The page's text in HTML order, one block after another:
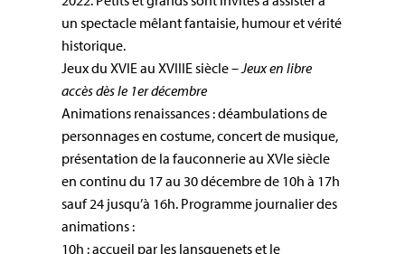
un spectacle mêlant fantaisie, humour et vérité
historique.
Jeux du XVIE au XVIIIE siècle – Jeux en libre
accès dès le 1er décembre
Animations renaissances : déambulations de
personnages en costume, concert de musique,
présentation de la fauconnerie au XVIe siècle
en continu du 17 au 30 décembre de 10h à 17h
sauf 24 jusqu’à 16h. Programme journalier des
animations :
10h : accueil par les lansquenets et le